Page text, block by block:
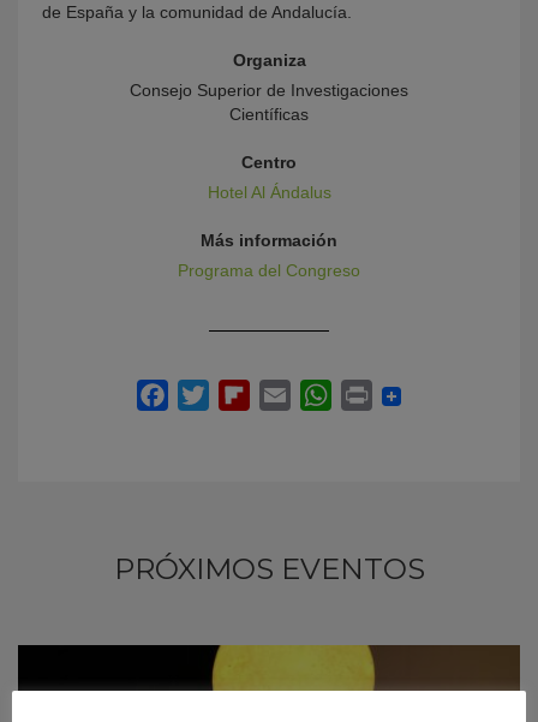
de España y la comunidad de Andalucía.
Organiza
Consejo Superior de Investigaciones
Científicas
Centro
Hotel Al Ándalus
Más información
Programa del Congreso
PRÓXIMOS EVENTOS